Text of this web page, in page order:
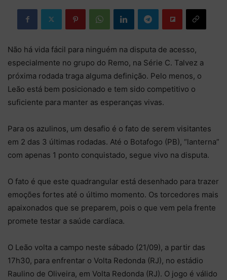
Não há vida fácil para ninguém na disputa de acesso,
especialmente no grupo do Remo, na Série C. Talvez a
próxima rodada traga alguma definição. Pelo menos, o
Leão está bem posicionado e tem sido competitivo o
suficiente para manter as esperanças vivas.
Para os azulinos, um desafio é o fato de serem visitantes
em 2 das 3 últimas rodadas. Até o Botafogo (PB), “lanterna”
com apenas 1 ponto conquistado, segue vivo na disputa.
O fato é que este quadrangular está desenhado para trazer
emoções fortes até o último momento. Os torcedores mais
apaixonados que se preparem, pois o que vem pela frente
promete testar a saúde cardíaca.
O Leão volta a campo neste sábado (21/09), a partir das
17h30, para enfrentar o Volta Redonda (RJ), no estádio
Raulino de Oliveira, em Volta Redonda (RJ). O jogo é válido